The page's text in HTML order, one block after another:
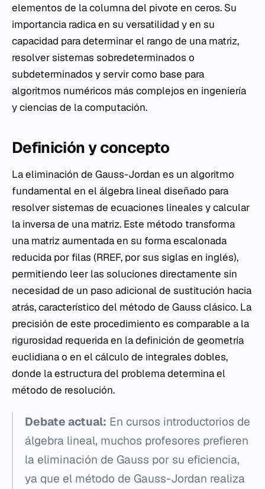
elementos de la columna del pivote en ceros. Su
importancia radica en su versatilidad y en su
capacidad para determinar el rango de una matriz,
resolver sistemas sobredeterminados o
subdeterminados y servir como base para
algoritmos numéricos más complejos en ingeniería
y ciencias de la computación.
Definición y concepto
La eliminación de Gauss-Jordan es un algoritmo
fundamental en el álgebra lineal diseñado para
resolver sistemas de ecuaciones lineales y calcular
la inversa de una matriz. Este método transforma
una matriz aumentada en su forma escalonada
reducida por filas (RREF, por sus siglas en inglés),
permitiendo leer las soluciones directamente sin
necesidad de un paso adicional de sustitución hacia
atrás, característico del método de Gauss clásico. La
precisión de este procedimiento es comparable a la
rigurosidad requerida en la definición de geometría
euclidiana o en el cálculo de integrales dobles,
donde la estructura del problema determina el
método de resolución.
Debate actual: En cursos introductorios de
álgebra lineal, muchos profesores prefieren
la eliminación de Gauss por su eficiencia,
ya que el método de Gauss-Jordan realiza